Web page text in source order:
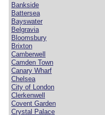
Bankside
Battersea
Bayswater
Belgravia
Bloomsbury
Brixton
Camberwell
Camden Town
Canary Wharf
Chelsea
City of London
Clerkenwell
Covent Garden
Crystal Palace